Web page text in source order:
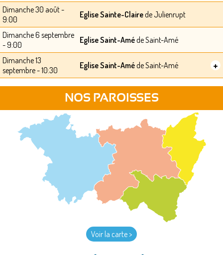
Dimanche 30 août -
9:00
Eglise Sainte-Clairede Julienrupt
Dimanche 6 septembre
- 9:00
Eglise Saint-Améde Saint-Amé
Dimanche 13
septembre - 10:30
Eglise Saint-Améde Saint-Amé +
NOS PAROISSES
Voir la carte >